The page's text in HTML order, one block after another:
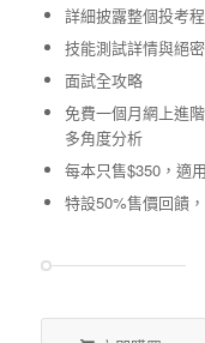
詳細披露整個投考
技能測試詳情與絕
面試全攻略
免費一個月網上進
多角度分析
每本只售$350，適
特設50%售價回饋